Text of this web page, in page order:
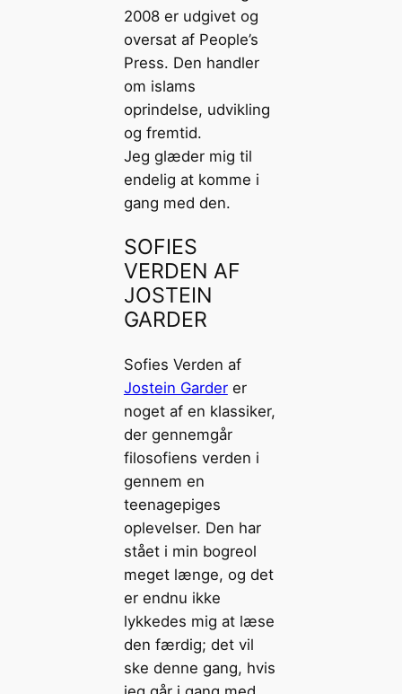
2008 er udgivet og
oversat af People’s
Press. Den handler
om islams
oprindelse, udvikling
og fremtid.
Jeg glæder mig til
endelig at komme i
gang med den.
SOFIES
VERDEN AF
JOSTEIN
GARDER
Sofies Verden af
Jostein Garderer
noget af en klassiker,
der gennemgår
filosofiens verden i
gennem en
teenagepiges
oplevelser. Den har
stået i min bogreol
meget længe, og det
er endnu ikke
lykkedes mig at læse
den færdig; det vil
ske denne gang, hvis